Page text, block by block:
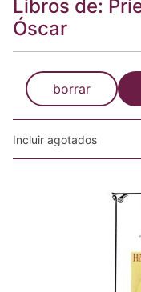
Libros de:
Óscar
borrar
Incluir agotados